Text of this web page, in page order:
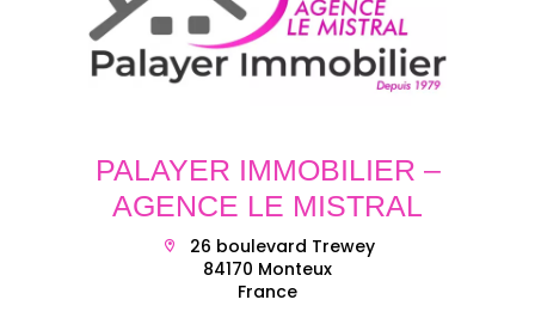
PALAYER IMMOBILIER –
AGENCE LE MISTRAL
26 boulevard Trewey
84170 Monteux
France